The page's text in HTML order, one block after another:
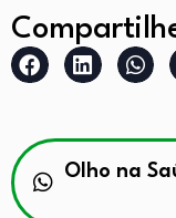
Olho na